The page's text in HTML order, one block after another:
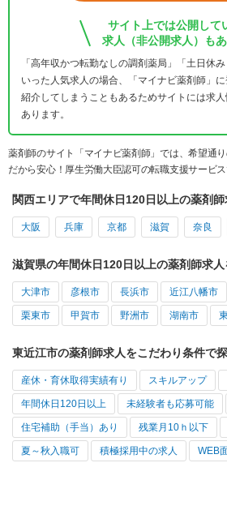
サイト上では公開して
求人（非公開求人）も
「高年収かつ転勤なしの調剤薬局」「土日休
いった人気求人の場合、「マイナビ薬剤師」
紹介してしまうこともあるためサイトには求
あります。
薬剤師のサイト「マイナビ薬剤師」では、希望通
だから安心！厚生労働大臣認可の転職支援サービス
関西エリアで年間休日120日以上の薬剤
大阪 兵庫 京都 滋賀 奈良
滋賀県の年間休日120日以上の薬剤師求
大津市 彦根市 長浜市 近江八幡市
栗東市 甲賀市 野洲市 湖南市
東近江市の薬剤師求人をこだわり条件で
産休・育休取得実績有り スキルアップ
年間休日120日以上 未経験者も応募可能
住宅補助（手当）あり 残業月10ｈ以下
夏～秋入職可 積極採用中の求人 WEB